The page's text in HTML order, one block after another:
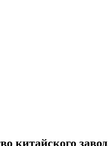
китайского